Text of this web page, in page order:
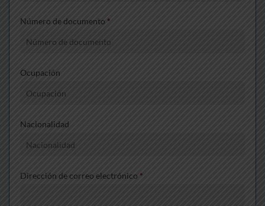
Número de documento *
Ocupación
Nacionalidad
Dirección de correo electrónico *